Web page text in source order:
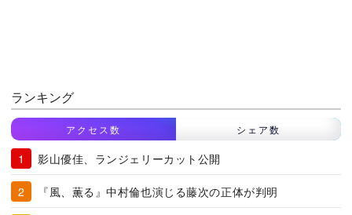
ランキング
アクセス数 シェア数
影山優佳、ランジェリーカット公開
『風、薫る』中村倫也演じる藤次の正体が判明